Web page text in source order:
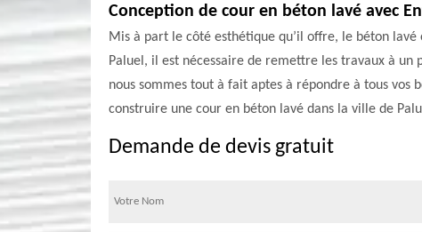
Conception de cour en béton lavé avec
Mis à part le côté esthétique qu’il offre, le béton
Paluel, il est nécessaire de remettre les travaux à un
nous sommes tout à fait aptes à répondre à tous vos
construire une cour en béton lavé dans la ville de
Demande de devis gratuit